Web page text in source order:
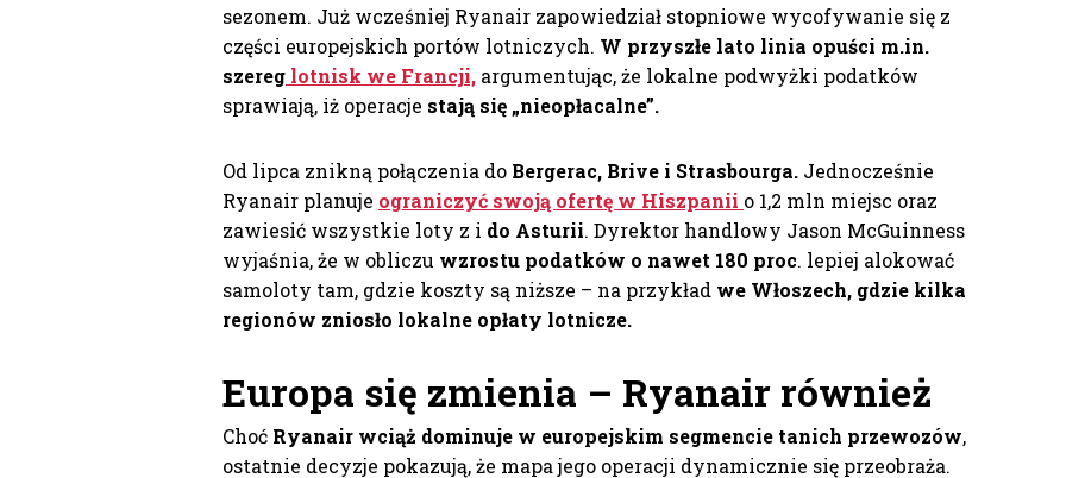
sezonem. Już wcześniej Ryanair zapowiedział stopniowe wycofywanie się z
części europejskich portów lotniczych. W przyszłe lato linia opuści m.in.
szereg lotnisk we Francji, argumentując, że lokalne podwyżki podatków
sprawiają, iż operacje stają się „nieopłacalne”.
Od lipca znikną połączenia do Bergerac, Brive i Strasbourga. Jednocześnie
Ryanair planuje ograniczyć swoją ofertę w Hiszpanii o 1,2 mln miejsc oraz
zawiesić wszystkie loty z i do Asturii. Dyrektor handlowy Jason McGuinness
wyjaśnia, że w obliczu wzrostu podatków o nawet 180 proc. lepiej alokować
samoloty tam, gdzie koszty są niższe – na przykład we Włoszech, gdzie kilka
regionów zniosło lokalne opłaty lotnicze.
Europa się zmienia – Ryanair również
Choć Ryanair wciąż dominuje w europejskim segmencie tanich przewozów,
ostatnie decyzje pokazują, że mapa jego operacji dynamicznie się przeobraża.